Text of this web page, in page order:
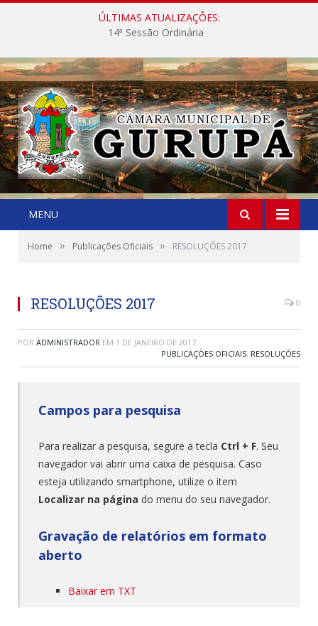
ÚLTIMAS ATUALIZAÇÕES:
14ª Sessão Ordinária
MENU
Home » Publicações Oficiais » RESOLUÇÕES 2017
RESOLUÇÕES 2017 0
POR ADMINISTRADOR EM 1 DE JANEIRO DE 2017
PUBLICAÇÕES OFICIAIS, RESOLUÇÕES
Campos para pesquisa
Para realizar a pesquisa, segure a tecla Ctrl + F. Seu
navegador vai abrir uma caixa de pesquisa. Caso
esteja utilizando smartphone, utilize o item
Localizar na página do menu do seu navegador.
Gravação de relatórios em formato
aberto
Baixar em TXT